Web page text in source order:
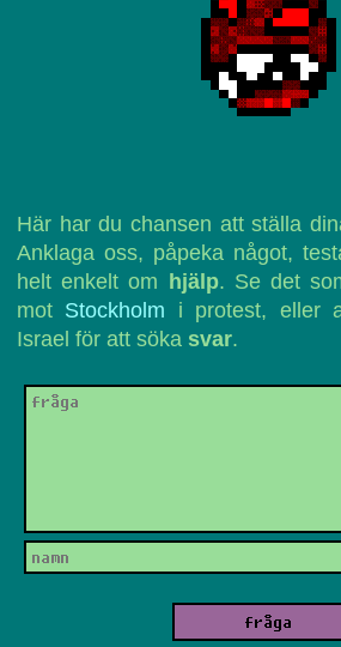
Här har du chansen att ställa
Anklaga oss, påpeka något,
helt enkelt om
hjälp. Se det
mot Stockholm i protest, eller
Israel för att söka svar.